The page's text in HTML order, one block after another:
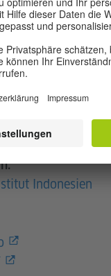
und
in
in den
Indonesien